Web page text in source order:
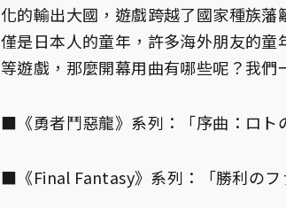
化的輸出大國，遊戲跨越了國家種族
僅是日本人的童年，許多海外朋友的童
等遊戲，那麼開幕用曲有哪些呢？我們
■《勇者鬥惡龍》系列：「序曲：ロト
■《Final Fantasy》系列：「勝利のフ